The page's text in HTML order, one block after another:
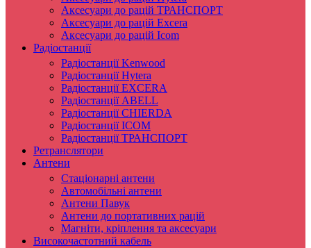
Аксесуари до рацій ТРАНСПОРТ
Аксесуари до рацій Excera
Аксесуари до рацій Icom
Радіостанції
Радіостанції Kenwood
Радіостанції Hytera
Радіостанції EXCERA
Радіостанції ABELL
Радіостанції CHIERDA
Радіостанції ICOM
Радіостанції ТРАНСПОРТ
Ретранслятори
Антени
Стаціонарні антени
Автомобільні антени
Антени Павук
Антени до портативних рацій
Магніти, кріплення та аксесуари
Високочастотний кабель